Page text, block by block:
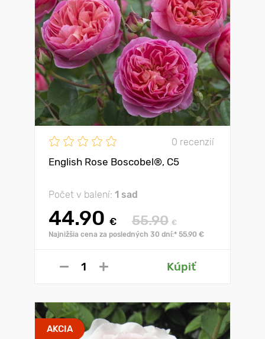
0 recenzií
English Rose Boscobel®, C5
Počet v balení: 1 sad
44.90 € 55.90 €
Najnižšia cena za posledných 30 dní:* 55.90 €
Kúpiť
AKCIA